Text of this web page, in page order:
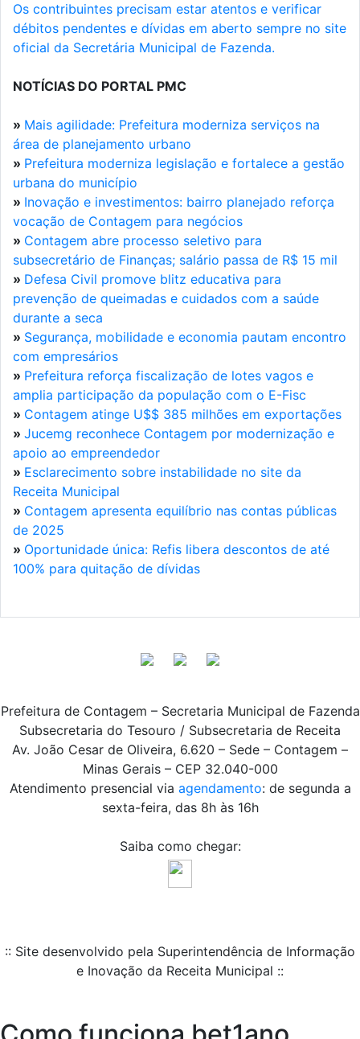
Os contribuintes precisam estar atentos e verificar
débitos pendentes e dívidas em aberto sempre no site
oficial da Secretária Municipal de Fazenda.
NOTÍCIAS DO PORTAL PMC
» Mais agilidade: Prefeitura moderniza serviços na
área de planejamento urbano
» Prefeitura moderniza legislação e fortalece a gestão
urbana do município
» Inovação e investimentos: bairro planejado reforça
vocação de Contagem para negócios
» Contagem abre processo seletivo para
subsecretário de Finanças; salário passa de R$ 15 mil
» Defesa Civil promove blitz educativa para
prevenção de queimadas e cuidados com a saúde
durante a seca
» Segurança, mobilidade e economia pautam encontro
com empresários
» Prefeitura reforça fiscalização de lotes vagos e
amplia participação da população com o E-Fisc
» Contagem atinge U$$ 385 milhões em exportações
» Jucemg reconhece Contagem por modernização e
apoio ao empreendedor
» Esclarecimento sobre instabilidade no site da
Receita Municipal
» Contagem apresenta equilíbrio nas contas públicas
de 2025
» Oportunidade única: Refis libera descontos de até
100% para quitação de dívidas
Prefeitura de Contagem – Secretaria Municipal de Fazenda
Subsecretaria do Tesouro / Subsecretaria de Receita
Av. João Cesar de Oliveira, 6.620 – Sede – Contagem –
Minas Gerais – CEP 32.040-000
Atendimento presencial via agendamento: de segunda a
sexta-feira, das 8h às 16h
Saiba como chegar:
:: Site desenvolvido pela Superintendência de Informação
e Inovação da Receita Municipal ::